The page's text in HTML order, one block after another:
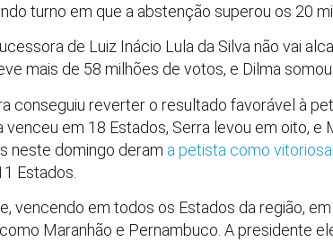
turno em que a abstenção superou os 20
de Luiz Inácio Lula da Silva não vai
mais de 58 milhões de votos, e Dilma
conseguiu reverter o resultado favorável à
em 18 Estados, Serra levou em oito, e
neste domingo deram a petista como
Estados.
vencendo em todos os Estados da região,
Maranhão e Pernambuco. A presidente